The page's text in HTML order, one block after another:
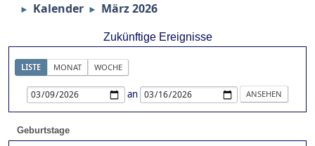
► Kalender ► März 2026
Zukünftige Ereignisse
LISTE MONAT WOCHE
an
Geburtstage